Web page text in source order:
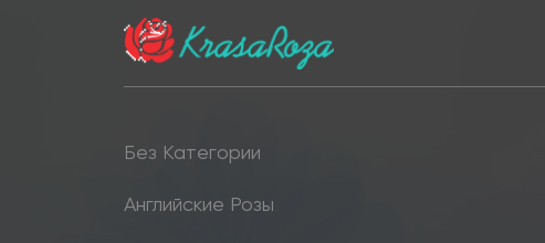
Без Категории
Английские Розы